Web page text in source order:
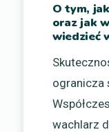
O tym,
oraz jak
wiedzieć
ogranicza
wachlarz